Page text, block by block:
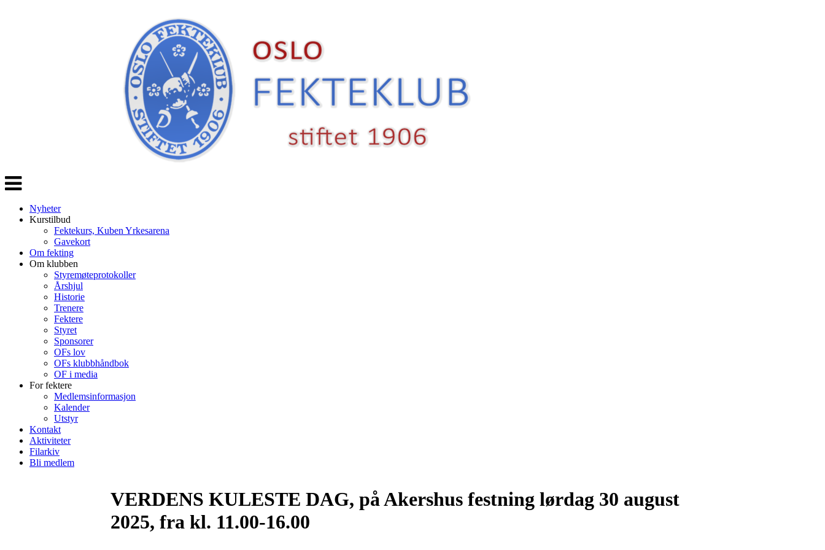
Veksle
navigasjon
Nyheter
Kurstilbud
Fektekurs, Kuben Yrkesarena
Gavekort
Om fekting
Om klubben
Styremøteprotokoller
Årshjul
Historie
Trenere
Fektere
Styret
Sponsorer
OFs lov
OFs klubbhåndbok
OF i media
For fektere
Medlemsinformasjon
Kalender
Utstyr
Kontakt
Aktiviteter
Filarkiv
Bli medlem
VERDENS KULESTE DAG, på Akershus festning lørdag 30 august
2025, fra kl. 11.00-16.00